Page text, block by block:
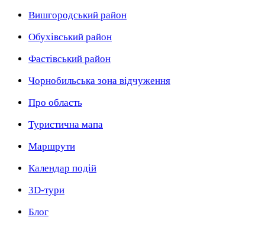
Вишгородський район
Обухівський район
Фастівський район
Чорнобильська зона відчуження
Про область
Туристична мапа
Маршрути
Календар подій
3D-тури
Блог